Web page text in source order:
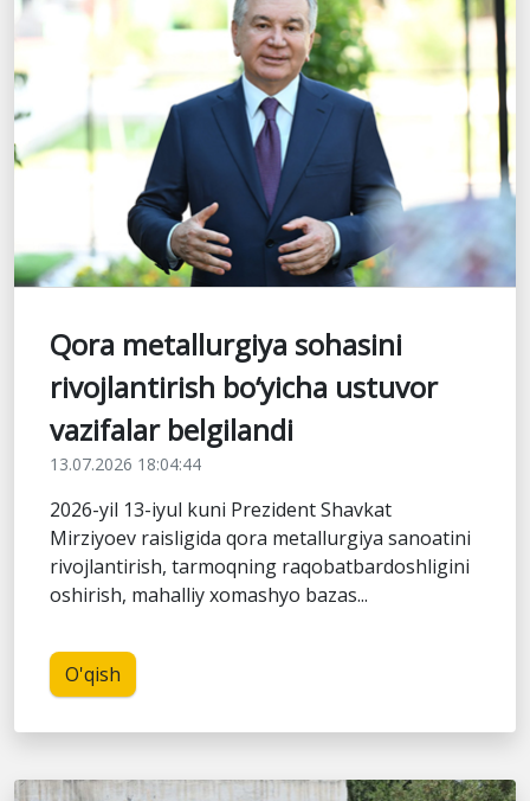
Qora metallurgiya sohasini
rivojlantirish bo‘yicha ustuvor
vazifalar belgilandi
13.07.2026 18:04:44
2026-yil 13-iyul kuni Prezident Shavkat
Mirziyoev raisligida qora metallurgiya sanoatini
rivojlantirish, tarmoqning raqobatbardoshligini
oshirish, mahalliy xomashyo bazas...
O'qish